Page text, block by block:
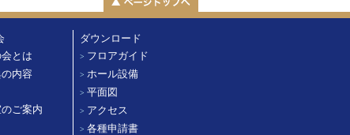
とは
内容
ご案内
ダウンロード
> フロアガイド
> ホール設備
> 平面図
> アクセス
> 各種申請書